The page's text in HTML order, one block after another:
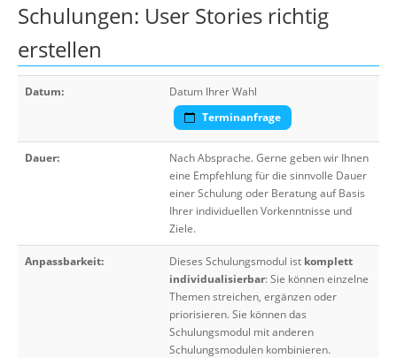
Schulungen: User Stories richtig
erstellen
Datum:
Datum Ihrer Wahl
Terminanfrage
Dauer:
Nach Absprache. Gerne geben wir Ihnen
eine Empfehlung für die sinnvolle Dauer
einer Schulung oder Beratung auf Basis
Ihrer individuellen Vorkenntnisse und
Ziele.
Anpassbarkeit: Dieses Schulungsmodul ist komplett
individualisierbar: Sie können einzelne
Themen streichen, ergänzen oder
priorisieren. Sie können das
Schulungsmodul mit anderen
Schulungsmodulen kombinieren.